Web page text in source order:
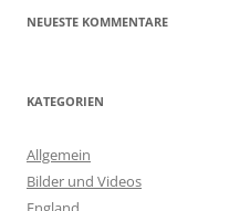
NEUESTE KOMMENTARE
KATEGORIEN
Allgemein
Bilder und Videos